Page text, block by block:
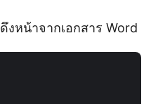
หน้าจากเอกสาร Word